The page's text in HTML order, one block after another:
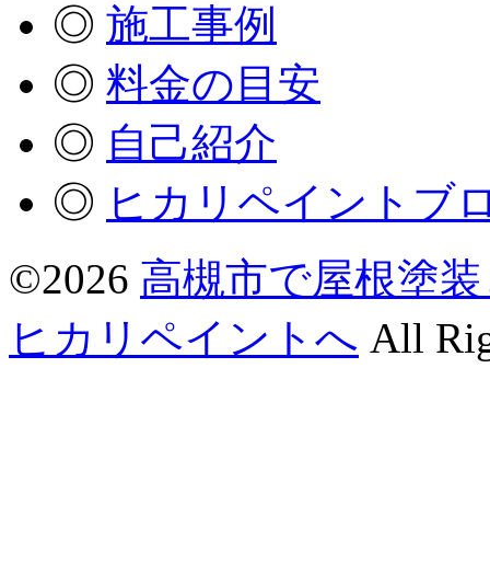
◎ 施工事例
◎ 料金の目安
◎ 自己紹介
◎ ヒカリペイントブ
©2026 高槻市で屋根塗
ヒカリペイントへ All